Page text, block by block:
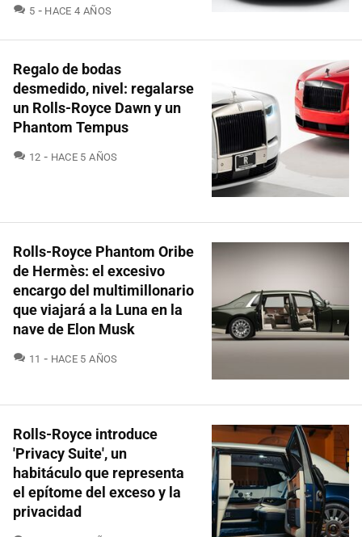
5 COMENTARIOS
HACE 4 AÑOS
Regalo de bodas
desmedido, nivel: regalarse
un Rolls-Royce Dawn y un
Phantom Tempus
12 COMENTARIOS
HACE 5 AÑOS
Rolls-Royce Phantom Oribe
de Hermès: el excesivo
encargo del multimillonario
que viajará a la Luna en la
nave de Elon Musk
11 COMENTARIOS
HACE 5 AÑOS
Rolls-Royce introduce
'Privacy Suite', un
habitáculo que representa
el epítome del exceso y la
privacidad